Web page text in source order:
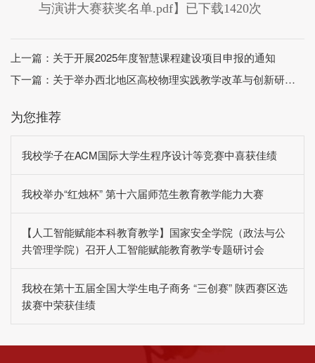
与演讲大赛获奖名单.pdf】已下载1420次
上一篇： 关于开展2025年度智慧课程建设项目申报的通知
下一篇： 关于举办西北地区高校物理实践教学改革与创新研讨会暨第三届西北地区大学生物理实验竞赛（创新）的通知（第一轮）
为您推荐
我校学子在ACM国际大学生程序设计等竞赛中喜获佳绩
我校举办“红烛杯” 第十六届师范生教育教学能力大赛
【人工智能赋能本科教育教学】国家安全学院（政法与公
共管理学院）召开人工智能赋能教育教学专题研讨会
我校在第十五届全国大学生电子商务 “三创赛” 陕西赛区选
拔赛中荣获佳绩